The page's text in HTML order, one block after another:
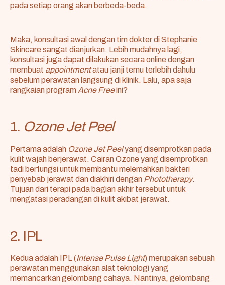
pada setiap orang akan berbeda-beda.
Maka, konsultasi awal dengan tim dokter di Stephanie
Skincare sangat dianjurkan. Lebih mudahnya lagi,
konsultasi juga dapat dilakukan secara online dengan
membuat appointmentatau janji temu terlebih dahulu
sebelum perawatan langsung di klinik. Lalu, apa saja
rangkaian program Acne Freeini?
1. Ozone Jet Peel
Pertama adalah Ozone Jet Peelyang disemprotkan pada
kulit wajah berjerawat. Cairan Ozone yang disemprotkan
tadi berfungsi untuk membantu melemahkan bakteri
penyebab jerawat dan diakhiri dengan Phototherapy.
Tujuan dari terapi pada bagian akhir tersebut untuk
mengatasi peradangan di kulit akibat jerawat.
2. IPL
Kedua adalah IPL (Intense Pulse Light) merupakan sebuah
perawatan menggunakan alat teknologi yang
memancarkan gelombang cahaya. Nantinya, gelombang